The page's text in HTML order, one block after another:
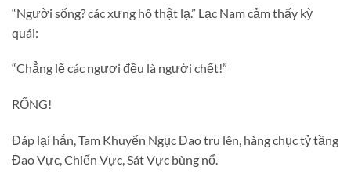
“Người sống? các xưng hô thật lạ.” Lạc Nam cảm thấy kỳ
quái:
“Chẳng lẽ các ngươi đều là người chết!”
RỐNG!
Đáp lại hắn, Tam Khuyển Ngục Đao tru lên, hàng chục tỷ tầng
Đao Vực, Chiến Vực, Sát Vực bùng nổ.